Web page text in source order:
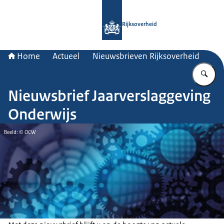
Rijksoverheid
Home Actueel Nieuwsbrieven Rijksoverheid
Nieuwsbrief Jaarverslaggeving
Onderwijs
Beeld: © OCW